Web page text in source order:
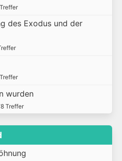
des Exodus und der
wurden
Treffer